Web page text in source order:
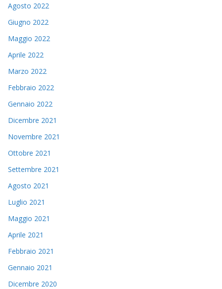
Agosto 2022
Giugno 2022
Maggio 2022
Aprile 2022
Marzo 2022
Febbraio 2022
Gennaio 2022
Dicembre 2021
Novembre 2021
Ottobre 2021
Settembre 2021
Agosto 2021
Luglio 2021
Maggio 2021
Aprile 2021
Febbraio 2021
Gennaio 2021
Dicembre 2020